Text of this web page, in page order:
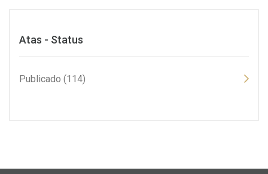
Atas - Status
Publicado (114)